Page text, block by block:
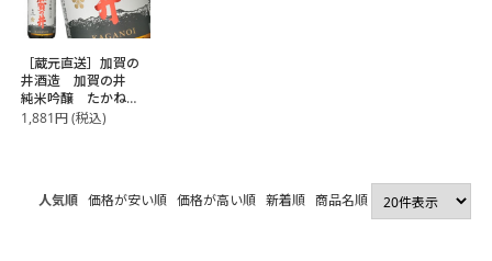
［蔵元直送］加賀の
井酒造 加賀の井
純米吟醸 たかね
錦 720ml
1,881円(税込)
人気順 価格が安い順 価格が高い順 新着順 商品名順